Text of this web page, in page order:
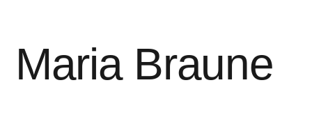
Maria Braune